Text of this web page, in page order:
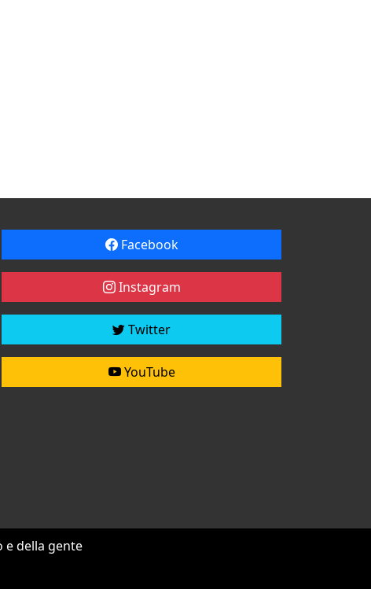
Facebook
Instagram
Twitter
YouTube
e della gente